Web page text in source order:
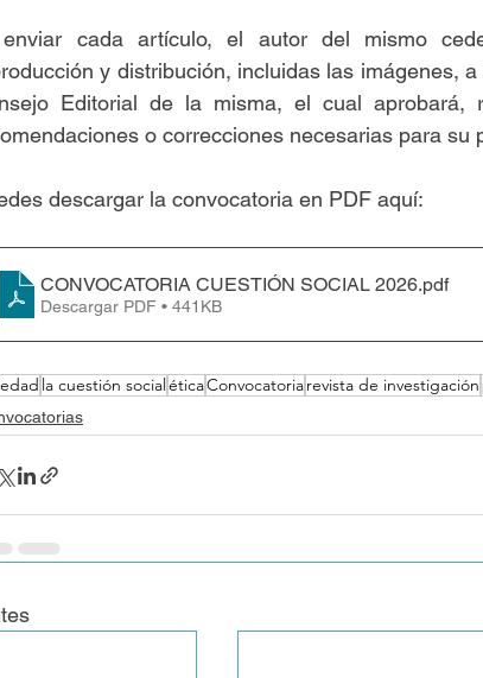
cada artículo, el autor del mismo
y distribución, incluidas las imágenes,
Editorial de la misma, el cual
o correcciones necesarias para su
descargar la convocatoria en PDF aquí:
CONVOCATORIA CUESTIÓN SOCIAL 2026.pdf
Descargar PDF • 441KB
la cuestión social éticaConvocatoriarevista de investigación